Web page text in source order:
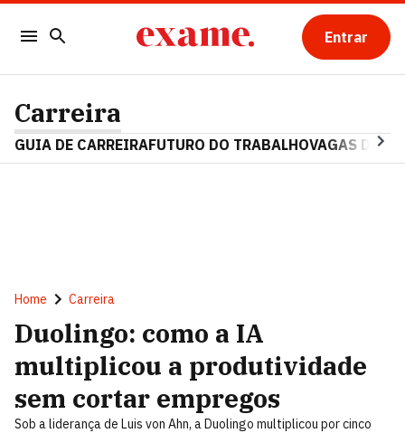
Entrar
Carreira
GUIA DE CARREIRAFUTURO DO TRABALHOVAGAS DE
Home Carreira
Duolingo: como a IA
multiplicou a produtividade
sem cortar empregos
Sob a liderança de Luis von Ahn, a Duolingo multiplicou por cinco